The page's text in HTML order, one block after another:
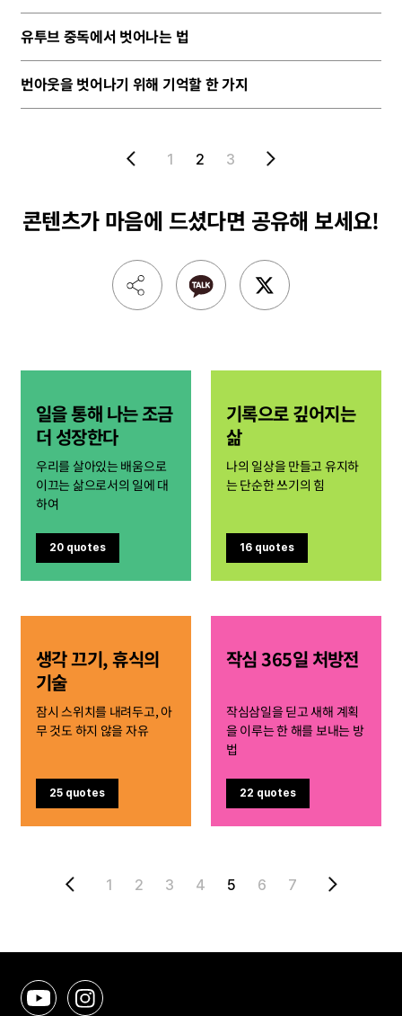
유투브 중독에서 벗어나는 법
번아웃을 벗어나기 위해 기억할 한 가지
1 2 3
콘텐츠가 마음에 드셨다면 공유해 보세요!
일을 통해 나는 조금
더 성장한다
우리를 살아있는 배움으로
이끄는 삶으로서의 일에 대
하여
20 quotes
기록으로 깊어지는
삶
나의 일상을 만들고 유지하
는 단순한 쓰기의 힘
16 quotes
생각 끄기, 휴식의
기술
잠시 스위치를 내려두고, 아
무 것도 하지 않을 자유
25 quotes
작심 365일 처방전
작심삼일을 딛고 새해 계획
을 이루는 한 해를 보내는 방
법
22 quotes
1 2 3 4 5 6 7